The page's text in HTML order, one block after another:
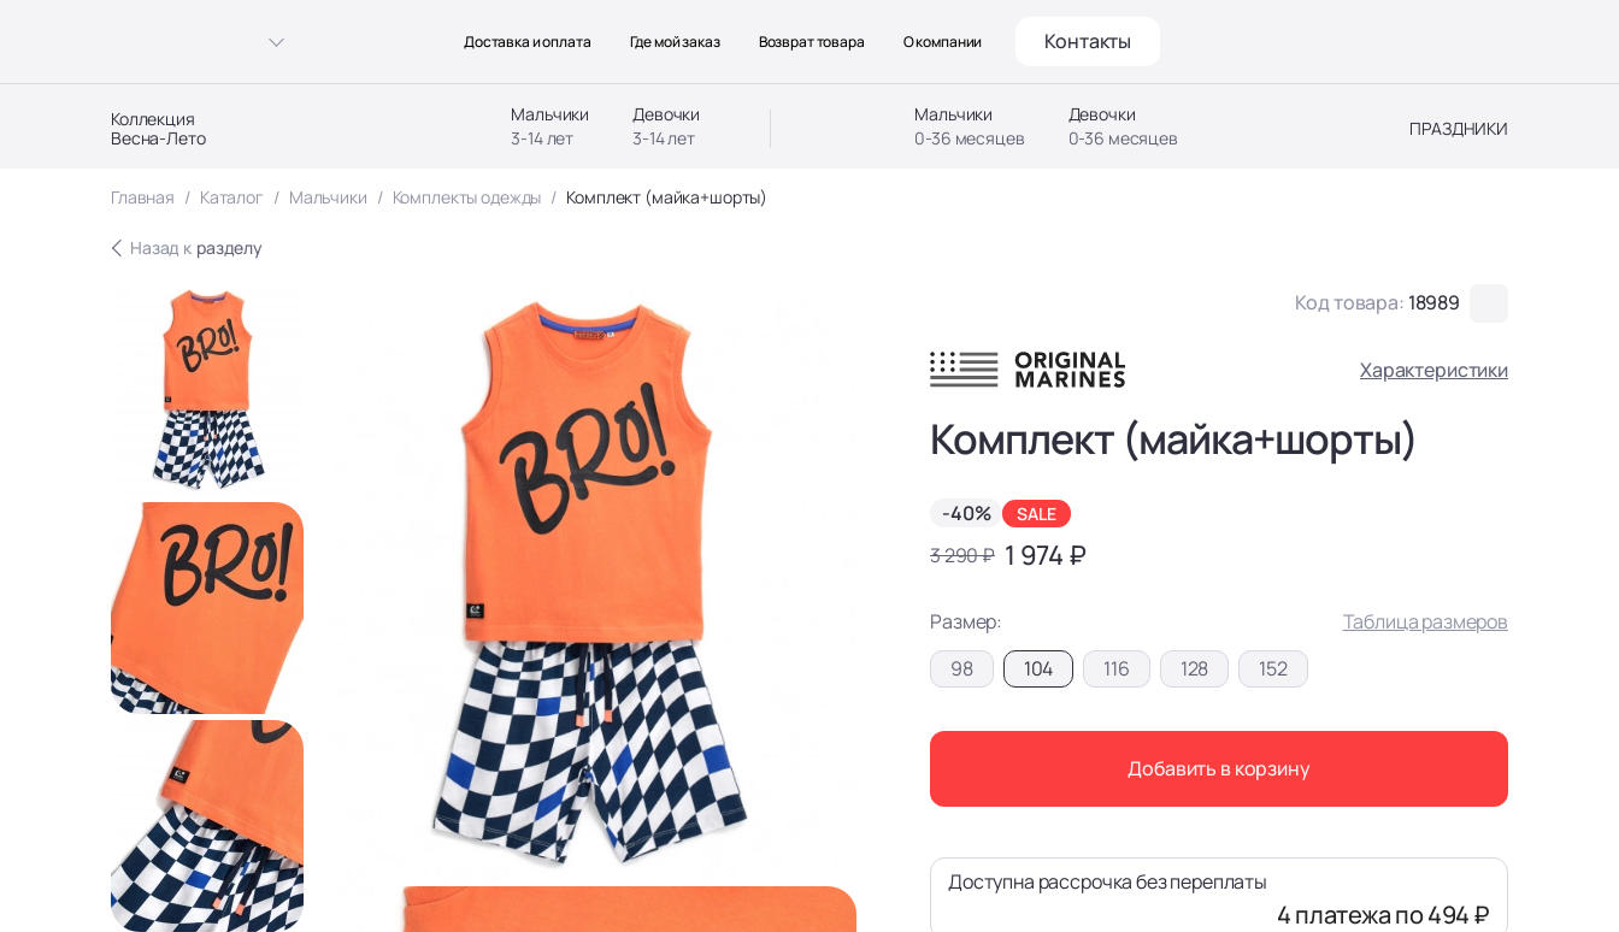
Коллекция
Весна-Лето
Мальчики
3-14 лет
Девочки
3-14 лет
Мальчики
0-36 месяцев
Девочки
0-36 месяцев
ПРАЗДНИКИ
Доставка и оплата Где мой заказ Возврат товара О компании Контакты
Главная Каталог Мальчики Комплекты одежды Комплект (майка+шорты)
Назад к разделу
Код товара: 18989
Характеристики
Комплект (майка+шорты)
-40% SALE
3 290 ₽ 1 974 ₽
Размер:
Таблица размеров
98
104 116 128 152
Добавить в корзину
Доступна рассрочка без переплаты
4 платежапо 494 ₽